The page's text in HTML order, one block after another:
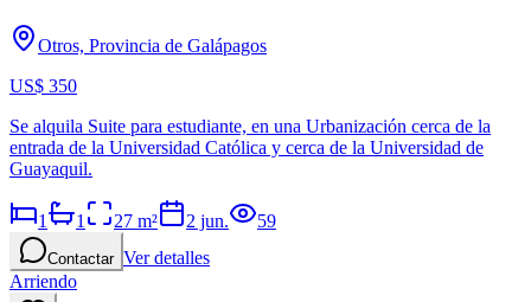
Otros, Provincia de Galápagos
US$ 350
Se alquila Suite para estudiante, en una Urbanización cerca de la
entrada de la Universidad Católica y cerca de la Universidad de
Guayaquil.
1 1 27 m² 2 jun. 59
Contactar Ver detalles
Arriendo